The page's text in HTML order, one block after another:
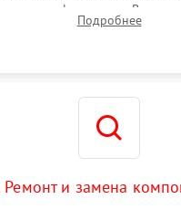
и трансформатора.
и прогаров на
Подробнее
Ремонт и замена